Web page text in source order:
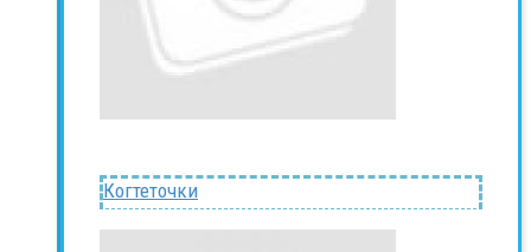
Когтеточки